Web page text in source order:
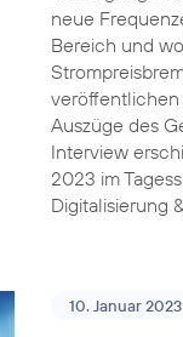
neue
Bereich und
veröffentlichen
Auszüge des
Interview
2023 im
Digitalisierung
10. Januar 2023